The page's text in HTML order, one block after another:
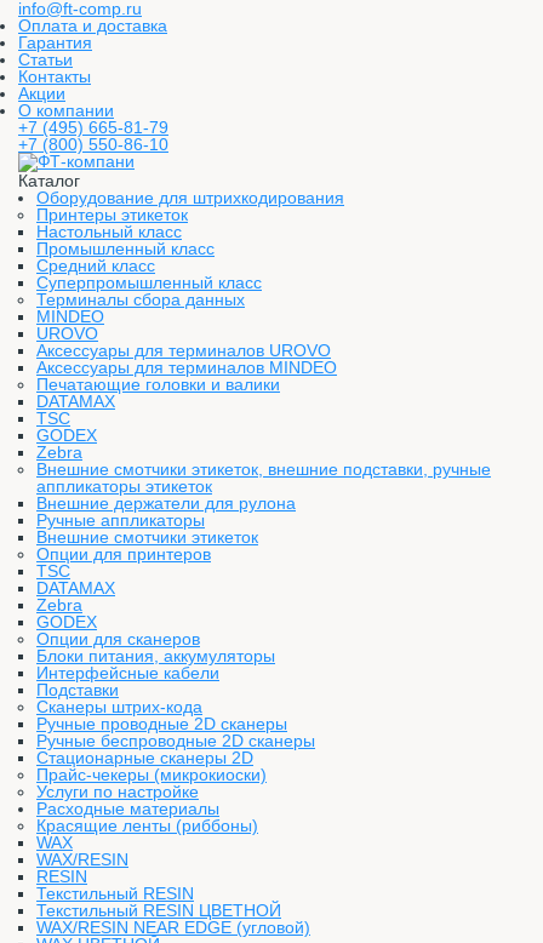
info@ft-comp.ru
Оплата и доставка
Гарантия
Статьи
Контакты
Акции
О компании
+7 (495) 665-81-79
+7 (800) 550-86-10
Каталог
Оборудование для штрихкодирования
Принтеры этикеток
Настольный класс
Промышленный класс
Средний класс
Суперпромышленный класс
Терминалы сбора данных
MINDEO
UROVO
Аксессуары для терминалов UROVO
Аксессуары для терминалов MINDEO
Печатающие головки и валики
DATAMAX
TSC
GODEX
Zebra
Внешние смотчики этикеток, внешние подставки, ручные
аппликаторы этикеток
Внешние держатели для рулона
Ручные аппликаторы
Внешние смотчики этикеток
Опции для принтеров
TSC
DATAMAX
Zebra
GODEX
Опции для сканеров
Блоки питания, аккумуляторы
Интерфейсные кабели
Подставки
Сканеры штрих-кода
Ручные проводные 2D сканеры
Ручные беспроводные 2D сканеры
Стационарные сканеры 2D
Прайс-чекеры (микрокиоски)
Услуги по настройке
Расходные материалы
Красящие ленты (риббоны)
WAX
WAX/RESIN
RESIN
Текстильный RESIN
Текстильный RESIN ЦВЕТНОЙ
WAX/RESIN NEAR EDGE (угловой)